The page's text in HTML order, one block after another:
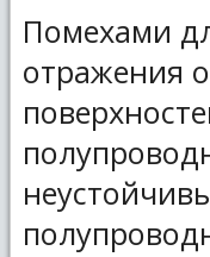
Помехами
отражения